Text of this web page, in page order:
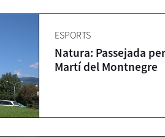
ESPORTS
Natura: Passejada
Martí del Montnegre